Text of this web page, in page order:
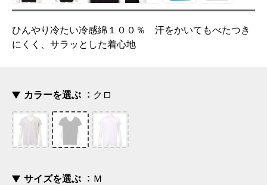
ひんやり冷たい冷感綿１００％ 汗をかいてもべたつき
にくく、サラッとした着心地
カラーを選ぶ クロ
サイズを選ぶ Ｍ